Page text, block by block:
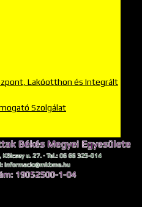
Lakóotthon és Integrált
Szolgálat